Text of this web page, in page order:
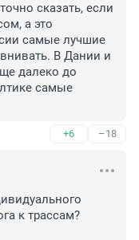
сказать, если
а это
самые лучшие
В Дании и
далеко до
самые
+6 –18
к трассам?